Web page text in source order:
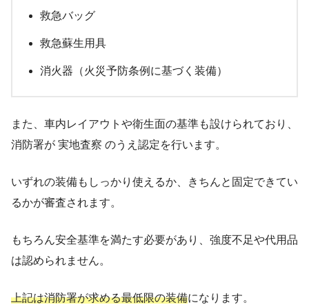
救急バッグ
救急蘇生用具
消火器（火災予防条例に基づく装備）
また、車内レイアウトや衛生面の基準も設けられており、
消防署が 実地査察 のうえ認定を行います。
いずれの装備もしっかり使えるか、きちんと固定できてい
るかが審査されます。
もちろん安全基準を満たす必要があり、強度不足や代用品
は認められません。
上記は消防署が求める最低限の装備になります。